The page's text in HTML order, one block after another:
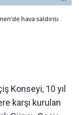
hava saldırısı
Konseyi, 10 yıl
karşı kurulan